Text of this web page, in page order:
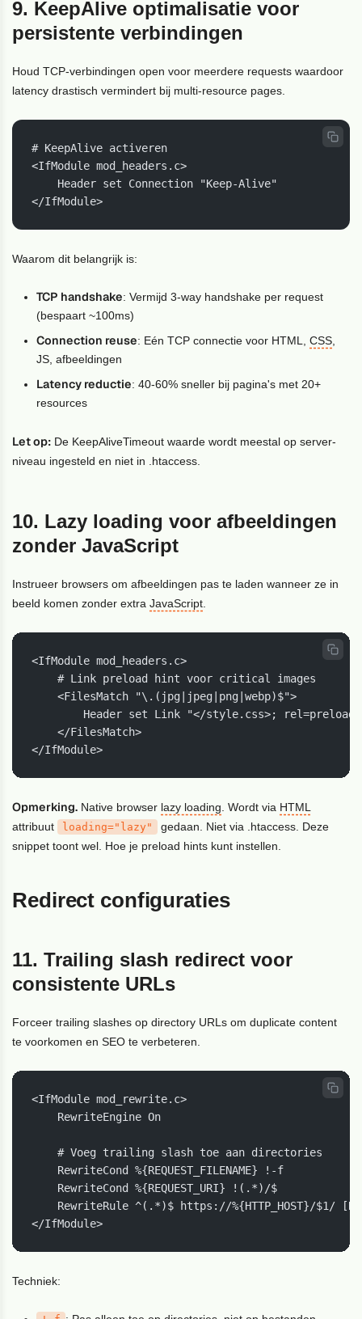
9. KeepAlive optimalisatie voor
persistente verbindingen
Houd TCP-verbindingen open voor meerdere requests waardoor
latency drastisch vermindert bij multi-resource pages.
# KeepAlive activeren
<IfModule mod_headers.c>
    Header set Connection "Keep-Alive"
</IfModule>
Waarom dit belangrijk is:
TCP handshake: Vermijd 3-way handshake per request
(bespaart ~100ms)
Connection reuse: Eén TCP connectie voor HTML,CSS
JS, afbeeldingen
Latency reductie: 40-60% sneller bij pagina's met 20+
resources
Let op: De KeepAliveTimeout waarde wordt meestal op server-
niveau ingesteld en niet in .htaccess.
10. Lazy loading voor afbeeldingen
zonder JavaScript
Instrueer browsers om afbeeldingen pas te laden wanneer ze in
beeld komen zonder extraJavaScript
<IfModule mod_headers.c>
    # Link preload hint voor critical images
    <FilesMatch "\.(jpg|jpeg|png|webp)$">
Header set Link "</style.css>;
    </FilesMatch>
</IfModule>
Opmerking. Native browser lazy loading . Wordt via HTML
attribuut
loading="lazy"
gedaan. Niet via .htaccess. Deze
snippet toont wel. Hoe je preload hints kunt instellen.
Redirect configuraties
11. Trailing slash redirect voor
consistente URLs
Forceer trailing slashes op directory URLs om duplicate content
te voorkomen en SEO te verbeteren.
<IfModule mod_rewrite.c>
    RewriteEngine On
    # Voeg trailing slash toe aan directories
    RewriteCond %{REQUEST_FILENAME} !-f
    RewriteCond %{REQUEST_URI} !(.*)/$
RewriteRule ^(.*)$ https://%{HTTP_HOST}/$1/
</IfModule>
Techniek: